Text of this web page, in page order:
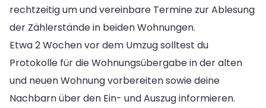
rechtzeitig um und vereinbare Termine zur Ablesung
der Zählerstände in beiden Wohnungen.
Etwa 2 Wochen vor dem Umzug solltest du
Protokolle für die Wohnungsübergabe in der alten
und neuen Wohnung vorbereiten sowie deine
Nachbarn über den Ein- und Auszug informieren.